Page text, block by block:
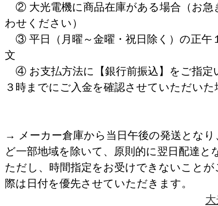
② 大光電機に商品在庫がある場合（お急
わせください）
③ 平日（月曜～金曜・祝日除く）の正午
文
④ お支払方法に【銀行前振込】をご指定
３時までにご入金を確認させていただいた
→ メーカー倉庫から当日午後の発送となり
ど一部地域を除いて、原則的に翌日配達と
ただし、時間指定をお受けできないこと
際は日付を優先させていただきます。